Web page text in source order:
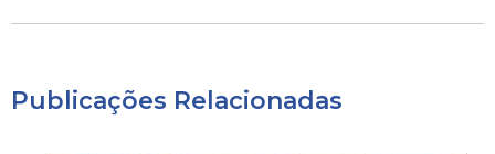
Publicações Relacionadas